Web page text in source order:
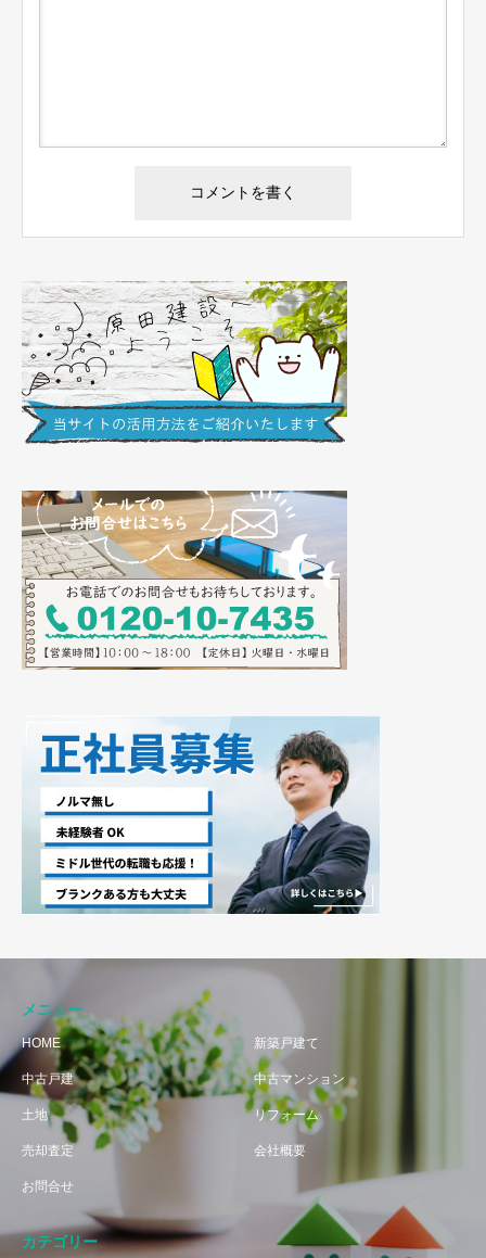
メニュー
HOME 新築戸建て
中古戸建 中古マンション
土地 リフォーム
売却査定 会社概要
お問合せ
カテゴリー